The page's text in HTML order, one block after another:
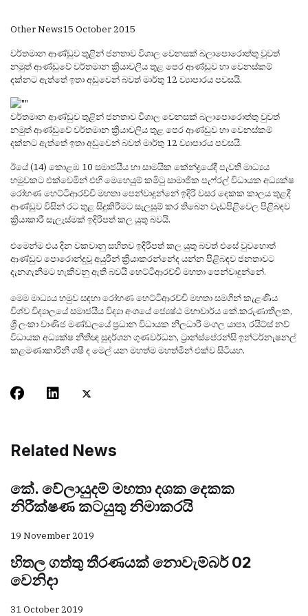
Other News15 October 2015
වර්තමාන ආණ්ඩුව තුළින් ජනතාව විශාල වෙනසක් බලාපොරොත්තු වුවත්
නමුත් ආණ්ඩුවේ වර්තමාන ක්‍රියාවලිය තුළ පෙර ආණ්ඩුව හා වෙනස්කම්
දක්නට ඇත්තේ ඉතා අඩුවෙන් බවත් මාර්තු 12 ව්‍යාපාරය පවසයි.
වර්තමාන ආණ්ඩුව තුළින් ජනතාව විශාල වෙනසක් බලාපොරොත්තු වුවත්
නමුත් ආණ්ඩුවේ වර්තමාන ක්‍රියාවලිය තුළ පෙර ආණ්ඩුව හා වෙනස්කම්
දක්නට ඇත්තේ ඉතා අඩුවෙන් බවත් මාර්තු 12 ව්‍යාපාරය පවසයි.
ඊයේ (14) කොළඹ 10 සමාජයීය හා සාමයික කේන්ද්‍රයේදී පැවති මාධ්‍යය
හමුවකට එක්වෙමින් එහි මෙහෙයුම් කමිටු සාමාජික පැෆ්රල් විධායක අධ්‍යක්ෂ
රෝහණ හෙට්ටිආරච්චි මහතා පෙන්වාදුන්නේ ඉදිරි වසර දෙකක කාලය තුළදී
ආණ්ඩුව විසින් රට තුළ සිදුකිරීමට සැලසුම් කර තිබෙන වැඩපිළිවෙල පිළිබඳව
ක්‍රියාකාරී සැලැස්මක් ඉදිරිපත් කල යුතු බවයි.
එමෙන්ම එය දින වකවානු සහිතව ඉදිරිපත් කල යුතු බවත් එසේ වුවහොත්
ආණ්ඩුව පොරොන්දුවූ අයුරින් ක්‍රියාකරන්නේද යන්න පිළිබඳව ජනතාවට
දැනගැනීමට හැකිවනු ඇති බවයි හෙට්ටිආරච්චි මහතා පෙන්වාදුන්නේ.
මෙම මාධ්‍යය හමුව සඳහා රෝහණ හෙට්ටිආරච්චි මහතා සමගින් කැළණිය
විශ්ව විද්‍යාලයේ සමාජයීය විද්‍යා අංශයේ ජ්‍යෙෂ්ඨ මහාචාර්ය කේ.කරුණාතිලක,
ශ්‍රී ලංකා වාණිජ මණ්ඩලයේ ප්‍රධාන විධායක නිලධාරී මංගල යාපා, රයිට්ස් නව්
විධායක අධ්‍යක්ෂ නීතීඥ සුදර්ශන ගුණවර්ධන, ට්‍රාන්ස්පේරන්සි ඉන්ටර්නැෂනල්
කළමණාකාරිනී ශෂී ද මෙල් යන මහත්ම මහත්මීන් එක්ව සිටියහ.
Related News
කේ. වේලායුදම් මහතා දශක දෙකක
නිරීක්ෂණ කටයුතු නිමාකරයි
19 November 2019
හිතල ගත්තු තීරණයක් නොවැම්බර් 02
වෙනිදා
31 October 2019